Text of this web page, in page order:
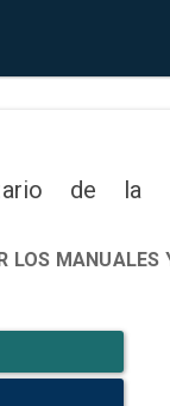
de la
LOS MANUALES